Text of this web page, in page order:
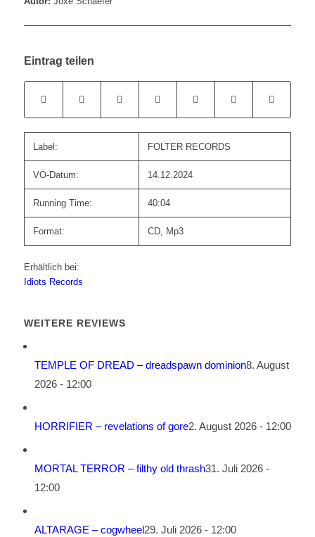
Eintrag teilen
Label: FOLTER RECORDS
VÖ-Datum: 14.12.2024
Running Time: 40:04
Format: CD, Mp3
Erhältlich bei:
Idiots Records
WEITERE REVIEWS
TEMPLE OF DREAD – dreadspawn dominion8. August
2026 - 12:00
HORRIFIER – revelations of gore2. August 2026 - 12:00
MORTAL TERROR – filthy old thrash31. Juli 2026 -
12:00
ALTARAGE – cogwheel29. Juli 2026 - 12:00